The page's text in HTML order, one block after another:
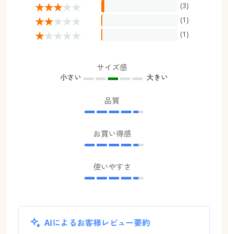
(3)
(1)
(1)
サイズ感
小さい 大きい
品質
お買い得感
使いやすさ
AIによるお客様レビュー要約